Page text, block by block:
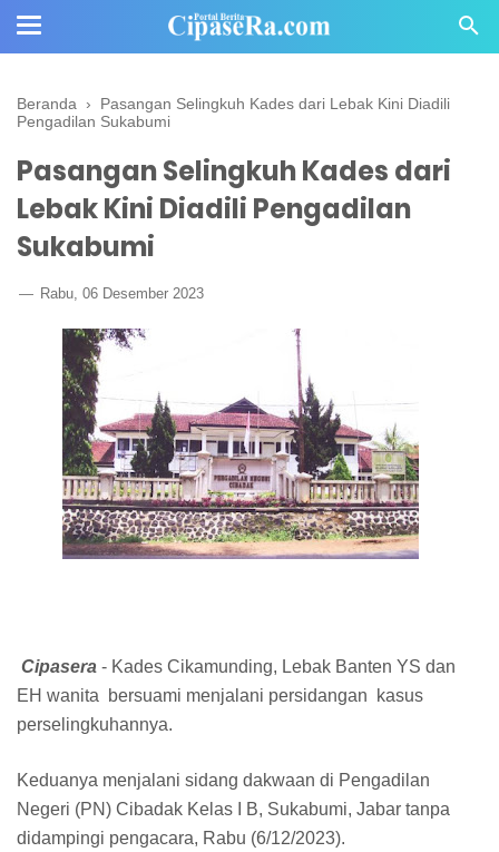
Beranda › Pasangan Selingkuh Kades dari Lebak Kini Diadili
Pengadilan Sukabumi
Pasangan Selingkuh Kades dari
Lebak Kini Diadili Pengadilan
Sukabumi
Rabu, 06 Desember 2023
Cipasera - Kades Cikamunding, Lebak Banten YS dan
EH wanita bersuami menjalani persidangan kasus
perselingkuhannya.
Keduanya menjalani sidang dakwaan di Pengadilan
Negeri (PN) Cibadak Kelas I B, Sukabumi, Jabar tanpa
didampingi pengacara, Rabu (6/12/2023).